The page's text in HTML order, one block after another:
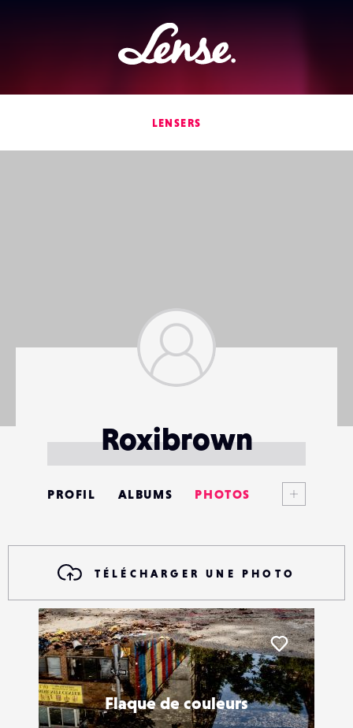
Lense
LENSERS
Roxibrown
PROFIL ALBUMS PHOTOS
CONTACTS
ÉVÉNEMENTS
FAVORIS
TÉLÉCHARGER UNE PHOTO
Flaque de couleurs
Liker